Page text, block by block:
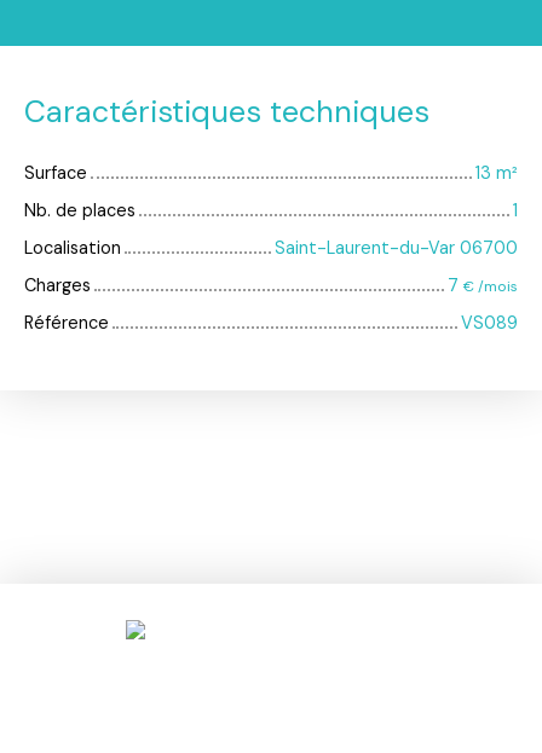
Caractéristiques techniques
Surface 13 m²
Nb. de places
1
Localisation
Saint-Laurent-du-Var 06700
Charges
7 € /mois
Référence VS089